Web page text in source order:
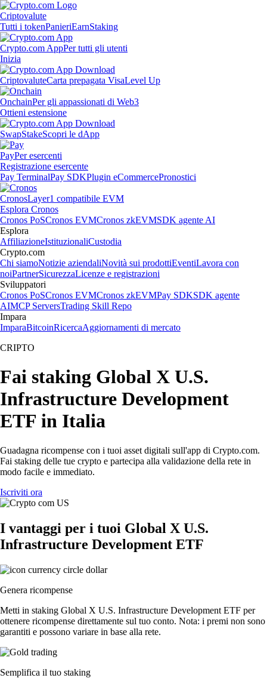
Criptovalute
Tutti i tokenPanieriEarnStaking
Crypto.com AppPer tutti gli utenti
Inizia
CriptovaluteCarta prepagata VisaLevel Up
OnchainPer gli appassionati di Web3
Ottieni estensione
SwapStakeScopri le dApp
PayPer esercenti
Registrazione esercente
Pay TerminalPay SDKPlugin eCommercePronostici
CronosLayer1 compatibile EVM
Esplora Cronos
Cronos PoSCronos EVMCronos zkEVMSDK agente AI
Esplora
AffiliazioneIstituzionaliCustodia
Crypto.com
Chi siamoNotizie aziendaliNovità sui prodottiEventiLavora con
noiPartnerSicurezzaLicenze e registrazioni
Sviluppatori
Cronos PoSCronos EVMCronos zkEVMPay SDKSDK agente
AIMCP ServersTrading Skill Repo
Impara
ImparaBitcoinRicercaAggiornamenti di mercato
CRIPTO
Fai staking Global X U.S.
Infrastructure Development
ETF in Italia
Guadagna ricompense con i tuoi asset digitali sull'app di Crypto.com.
Fai staking delle tue crypto e partecipa alla validazione della rete in
modo facile e immediato.
Iscriviti ora
I vantaggi per i tuoi Global X U.S.
Infrastructure Development ETF
Genera ricompense
Metti in staking Global X U.S. Infrastructure Development ETF per
ottenere ricompense direttamente sul tuo conto. Nota: i premi non sono
garantiti e possono variare in base alla rete.
Semplifica il tuo staking